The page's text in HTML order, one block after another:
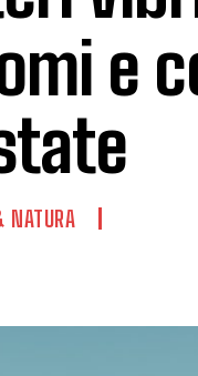
e
NATURA